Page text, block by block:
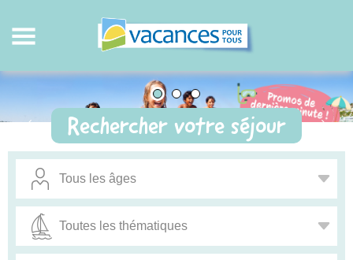
Rechercher votre séjour